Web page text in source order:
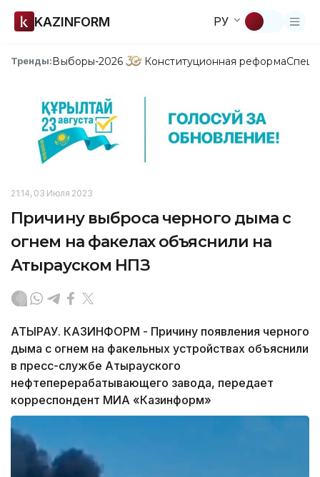
KAZINFORM РУ
Тренды:Выборы-2026 Конституционная реформа
21:14, 03 Июля 2023
Причину выброса черного дыма с
огнем на факелах объяснили на
Атырауском НПЗ
АТЫРАУ. КАЗИНФОРМ - Причину появления черного
дыма с огнем на факельных устройствах объяснили
в пресс-службе Атырауского
нефтеперерабатывающего завода, передает
корреспондент МИА «Казинформ»